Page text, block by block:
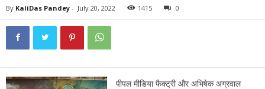
By KaliDas Pandey - July 20, 2022 1415 0
पीपल मीडिया फैक्ट्री और अभिषेक अग्रवाल